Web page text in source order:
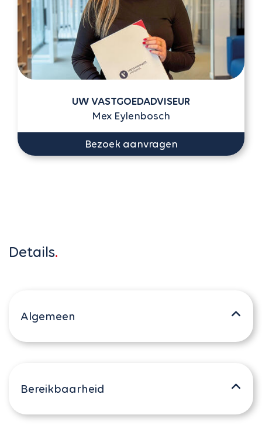
UW VASTGOEDADVISEUR
Mex Eylenbosch
Bezoek aanvragen
Details
Algemeen
Bereikbaarheid